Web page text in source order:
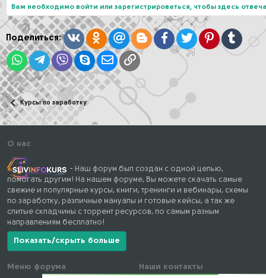
ц
и
и
:
Вам необходимо войти или зарегистрироваться, чтобы здесь
Поделиться: ВконтактеОдноклассники
Mail.ruBloggerFacebook
TwitterPinterestTumblr
WhatsAppTelegram
Viber SkypeЭлектронная почта
Ссылка
Курсы по заработку
О нас
- Наш форум был создан с одной целью,
помогать другим! На нашем форуме, Вы можете скачать самые
свежие и популярные курсы, книги, тренинги и вебинары, схемы
по заработку, различные мануалы и готовые кейсы, а так же
слитые складчины с торрент ресурсов, по самым разным
направлениям бесплатно!
Показать/скрыть больше
Меню форума Наши контакты